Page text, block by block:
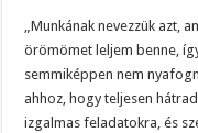
„Munkának nevezzük azt,
örömömet leljem benne,
semmiképpen nem
ahhoz, hogy teljesen
izgalmas feladatokra, és